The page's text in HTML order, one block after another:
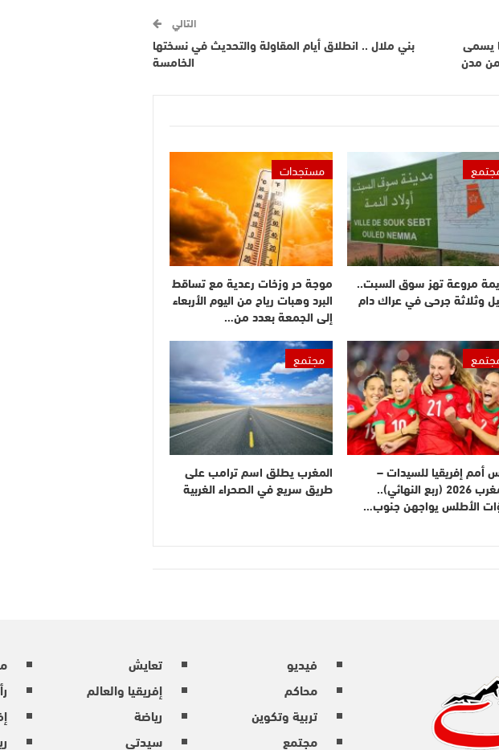
يسمى
من مدن
التالي
بني ملال .. انطلاق أيام المقاولة والتحديث في نسختها
الخامسة
مروعة تهز سوق السبت..
وثلاثة جرحى في عراك دام
مستجدات
موجة حر وزخات رعدية مع تساقط
البرد وهبات رياح من اليوم الأربعاء
إلى الجمعة بعدد من…
أمم إفريقيا للسيدات –
المغرب 2026 (ربع النهائي)..
الأطلس يواجهن جنوب…
مجتمع
المغرب يطلق اسم ترامب على
طريق سريع في الصحراء الغربية
فيديو
محاكم
تربية وتكوين
مجتمع
تعايش
إفريقيا والعالم
رياضة
سيدتي